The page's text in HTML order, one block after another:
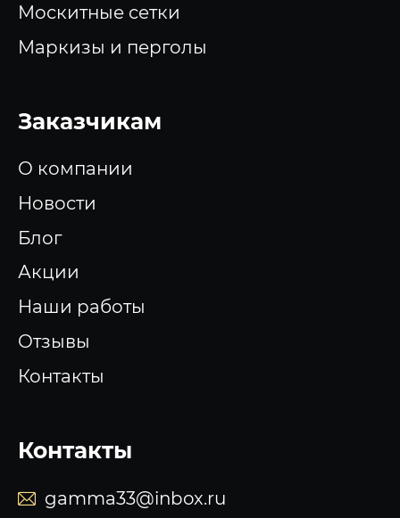
Москитные сетки
Маркизы и перголы
Заказчикам
О компании
Новости
Блог
Акции
Наши работы
Отзывы
Контакты
Контакты
gamma33@inbox.ru